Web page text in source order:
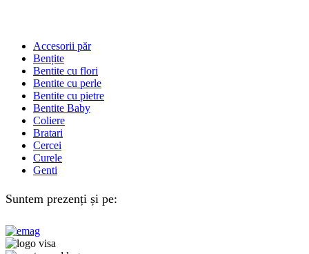
Accesorii păr
Bențite
Bentite cu flori
Bentite cu perle
Bentite cu pietre
Bentite Baby
Coliere
Bratari
Cercei
Curele
Genti
Suntem prezenți și pe: